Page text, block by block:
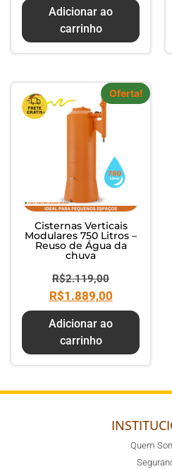
Adicionar ao
carrinho
Oferta!
Cisternas Verticais
Modulares 750 Litros –
Reuso de Água da
chuva
R$2.119,00
R$1.889,00
Adicionar ao
carrinho
Quem